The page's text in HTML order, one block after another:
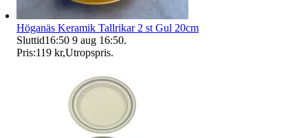
Höganäs Keramik Tallrikar 2 st Gul 20cm
Sluttid16:50 9 aug 16:50.
Pris:119 kr,Utropspris.